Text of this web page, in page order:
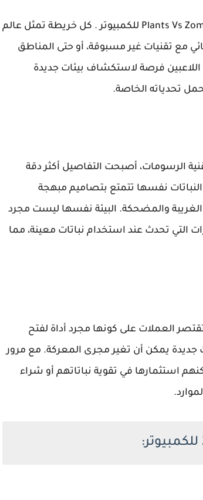
يعتبر أحد العناصر الأساسية التي تضيف بعد جديد للعبة Plants Vs Zombies 2 للكمبيوتر . كل خريطة تمثل عالم
مع تقنيات غير مسبوقة، أو حتى المناطق
اللاعبين فرصة لاستكشاف بيئات جديدة
تحدياته الخاصة.
الرسومات، أصبحت التفاصيل أكثر دقة
نفسها تتمتع بتصاميم مبهجة
والمضحكة. البيئة نفسها ليست مجرد
التي تحدث عند استخدام نباتات معينة، مما
العملات على كونها مجرد أداة لفتح
جديدة يمكن أن تغير مجرى المعركة. مع مرور
استثمارها في تقوية نباتاتهم أو شراء